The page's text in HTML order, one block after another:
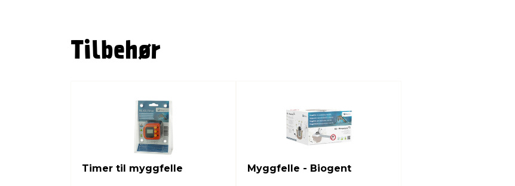
Tilbehør
Timer til myggfelle Myggfelle - Biogent